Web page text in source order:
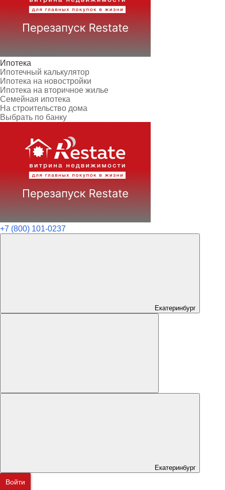
Ипотека
Ипотечный калькулятор
Ипотека на новостройки
Ипотека на вторичное жилье
Семейная ипотека
На строительство дома
Выбрать по банку
+7 (800) 101-0237
Екатеринбург
Екатеринбург
Войти